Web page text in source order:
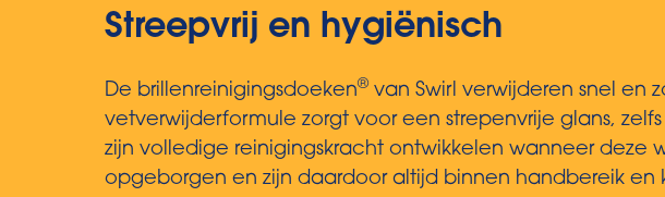
Streepvrij en hygiënisch
De brillenreinigingsdoeken® van Swirl verwijderen snel en
vetverwijderformule zorgt voor een strepenvrije glans,
zijn volledige reinigingskracht ontwikkelen wanneer
opgeborgen en zijn daardoor altijd binnen handbereik en